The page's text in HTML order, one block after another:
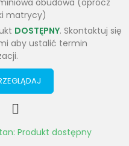
obudowa (oprócz
matrycy)
DOSTĘPNY. Skontaktuj się
aby ustalić termin
Produkt dostępny